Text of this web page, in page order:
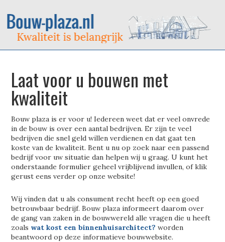
Laat voor u bouwen met
kwaliteit
Bouw plaza is er voor u! Iedereen weet dat er veel onvrede
in de bouw is over een aantal bedrijven. Er zijn te veel
bedrijven die snel geld willen verdienen en dat gaat ten
koste van de kwaliteit. Bent u nu op zoek naar een passend
bedrijf voor uw situatie dan helpen wij u graag. U kunt het
onderstaande formulier geheel vrijblijvend invullen, of klik
gerust eens verder op onze website!
Wij vinden dat u als consument recht heeft op een goed
betrouwbaar bedrijf. Bouw plaza informeert daarom over
de gang van zaken in de bouwwereld alle vragen die u heeft
zoals wat kost een binnenhuisarchitect? worden
beantwoord op deze informatieve bouwwebsite.